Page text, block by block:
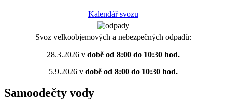
Kalendář svozu
Svoz velkoobjemových a nebezpečných odpadů:
28.3.2026 vdobě od 8:00 do 10:30 hod.
5.9.2026 vdobě od 8:00 do 10:30 hod.
Samoodečty vody